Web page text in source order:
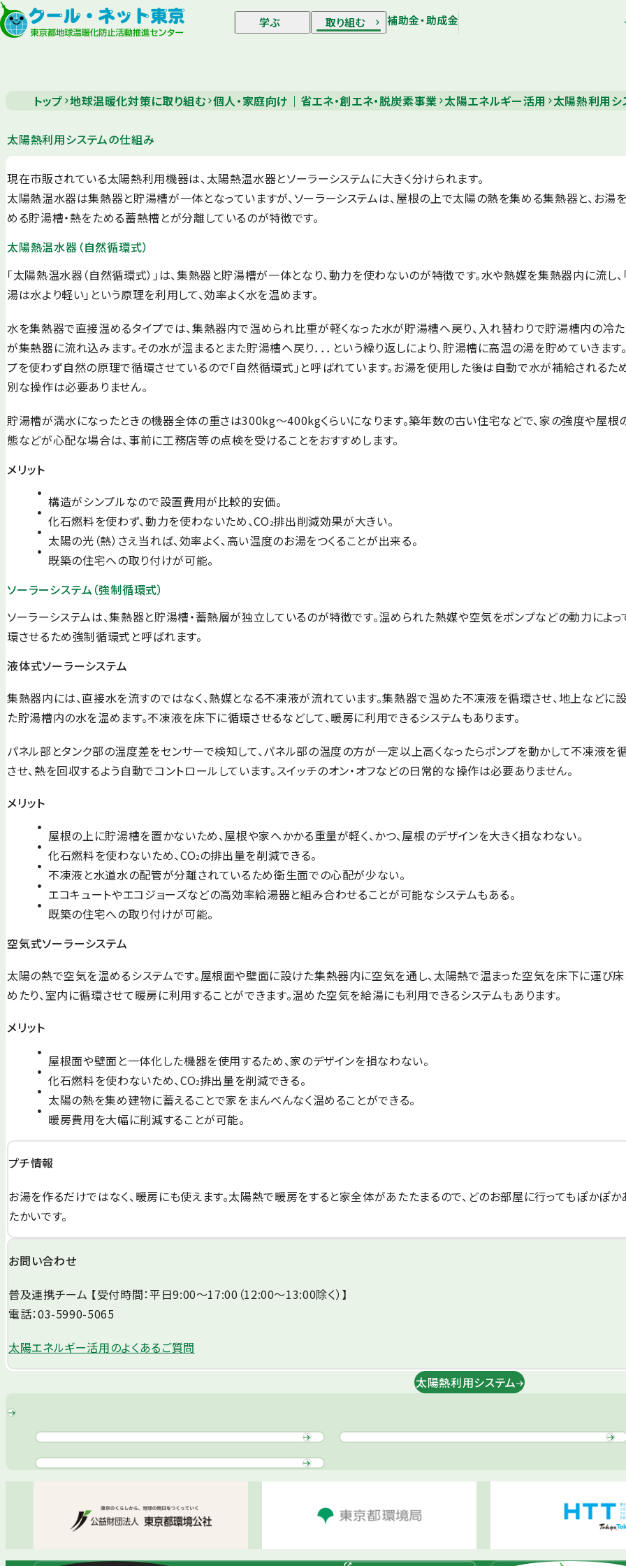
学ぶ 取り組む 補助金・助成金
トップ 地球温暖化対策に取り組む 個人・家庭向け｜省エネ・創エネ・脱炭素事業 太陽エネルギー活用 太陽熱利用シ
太陽熱利用システムの仕組み
現在市販されている太陽熱利用機器は、太陽熱温水器とソーラーシステムに大きく分けられます。
太陽熱温水器は集熱器と貯湯槽が一体となっていますが、ソーラーシステムは、屋根の上で太陽の熱を集める集熱器と、お湯
める貯湯槽・熱をためる蓄熱槽とが分離しているのが特徴です。
太陽熱温水器（自然循環式）
「太陽熱温水器（自然循環式）」は、集熱器と貯湯槽が一体となり、動力を使わないのが特徴です。水や熱媒を集熱器内に流し、
湯は水より軽い」という原理を利用して、効率よく水を温めます。
水を集熱器で直接温めるタイプでは、集熱器内で温められ比重が軽くなった水が貯湯槽へ戻り、入れ替わりで貯湯槽内の冷
が集熱器に流れ込みます。その水が温まるとまた貯湯槽へ戻り．．．という繰り返しにより、貯湯槽に高温の湯を貯めていきます
プを使わず自然の原理で循環させているので「自然循環式」と呼ばれています。お湯を使用した後は自動で水が補給されるた
別な操作は必要ありません。
貯湯槽が満水になったときの機器全体の重さは300kg～400kgくらいになります。築年数の古い住宅などで、家の強度や屋根
態などが心配な場合は、事前に工務店等の点検を受けることをおすすめします。
メリット
構造がシンプルなので設置費用が比較的安価。
化石燃料を使わず、動力を使わないため、CO 2排出削減効果が大きい。
太陽の光（熱）さえ当れば、効率よく、高い温度のお湯をつくることが出来る。
既築の住宅への取り付けが可能。
ソーラーシステム（強制循環式）
ソーラーシステムは、集熱器と貯湯槽・蓄熱層が独立しているのが特徴です。温められた熱媒や空気をポンプなどの動力によっ
環させるため強制循環式と呼ばれます。
液体式ソーラーシステム
集熱器内には、直接水を流すのではなく、熱媒となる不凍液が流れています。集熱器で温めた不凍液を循環させ、地上などに
た貯湯槽内の水を温めます。不凍液を床下に循環させるなどして、暖房に利用できるシステムもあります。
パネル部とタンク部の温度差をセンサーで検知して、パネル部の温度の方が一定以上高くなったらポンプを動かして不凍液を
させ、熱を回収するよう自動でコントロールしています。スイッチのオン・オフなどの日常的な操作は必要ありません。
メリット
屋根の上に貯湯槽を置かないため、屋根や家へかかる重量が軽く、かつ、屋根のデザインを大きく損なわない。
化石燃料を使わないため、CO2の排出量を削減できる。
不凍液と水道水の配管が分離されているため衛生面での心配が少ない。
エコキュートやエコジョーズなどの高効率給湯器と組み合わせることが可能なシステムもある。
既築の住宅への取り付けが可能。
空気式ソーラーシステム
太陽の熱で空気を温めるシステムです。屋根面や壁面に設けた集熱器内に空気を通し、太陽熱で温まった空気を床下に運び
めたり、室内に循環させて暖房に利用することができます。温めた空気を給湯にも利用できるシステムもあります。
メリット
屋根面や壁面と一体化した機器を使用するため、家のデザインを損なわない。
化石燃料を使わないため、CO2排出量を削減できる。
太陽の熱を集め建物に蓄えることで家をまんべんなく温めることができる。
暖房費用を大幅に削減することが可能。
プチ情報
お湯を作るだけではなく、暖房にも使えます。太陽熱で暖房をすると家全体があたたまるので、どのお部屋に行ってもぽかぽか
たかいです。
お問い合わせ
普及連携チーム 【受付時間：平日9:00～17:00（12:00～13:00除く）】
電話：03-5990-5065
太陽エネルギー活用のよくあるご質問
太陽熱利用システム